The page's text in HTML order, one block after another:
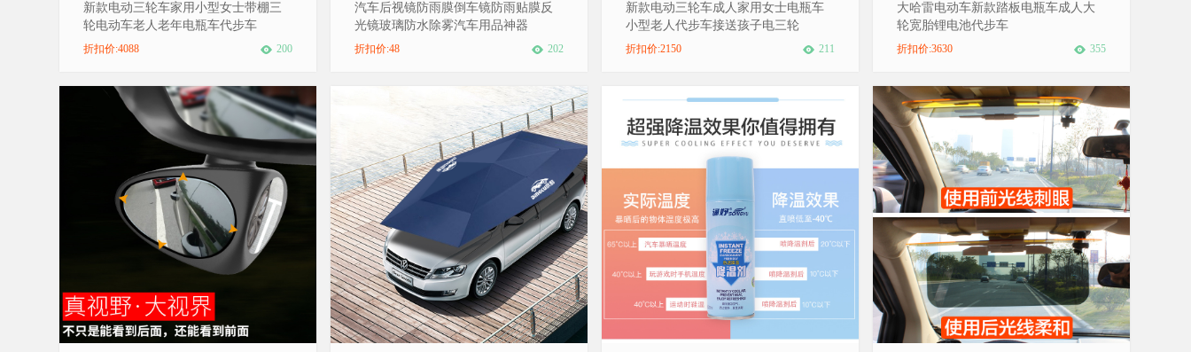
新款电动三轮车家用小型女士带棚三
轮电动车老人老年电瓶车代步车
折扣价:4088 200
汽车后视镜防雨膜倒车镜防雨贴膜反
光镜玻璃防水除雾汽车用品神器
折扣价:48 202
新款电动三轮车成人家用女士电瓶车
小型老人代步车接送孩子电三轮
折扣价:2150 211
大哈雷电动车新款踏板电瓶车成人大
轮宽胎锂电池代步车
折扣价:3630 355